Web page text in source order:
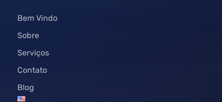
Bem Vindo
Sobre
Serviços
Contato
Blog